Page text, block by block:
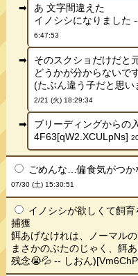
あ 文字間違えた
イノシシになりました
6:47:53
そのスクショだけだと
どうかが分からないです
(たぶん違う子だと思
2/21 (火) 18:29:34
ブリーディングからの
4F63[qW2.XCULpNs]
ごめんな…偏食気がつ
07/30 (土) 15:30:51
イノシシが欲しくて飼
捕獲
餌あげなけれは、ノーマル
まさかのぶたのじゃく、餌
残念😭💦 -- しおん